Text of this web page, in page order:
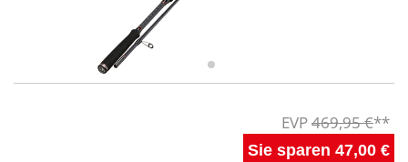
469,95 €
47,00 €